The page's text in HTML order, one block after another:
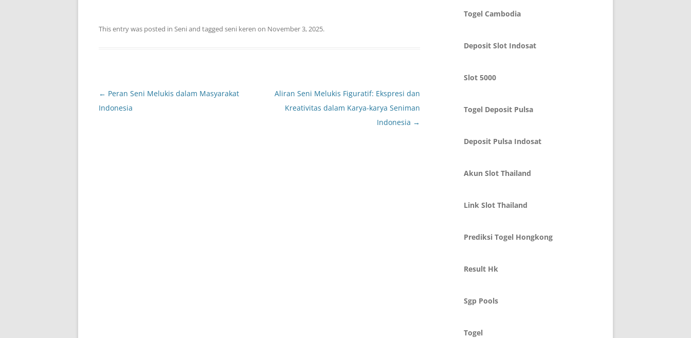
This entry was posted in Seniand tagged seni keren on November 3, 2025.
Post
navigation
← Peran Seni Melukis dalam Masyarakat
Indonesia
Aliran Seni Melukis Figuratif: Ekspresi dan
Kreativitas dalam Karya-karya Seniman
Indonesia →
Togel Cambodia
Deposit Slot Indosat
Slot 5000
Togel Deposit Pulsa
Deposit Pulsa Indosat
Akun Slot Thailand
Link Slot Thailand
Prediksi Togel Hongkong
Result Hk
Sgp Pools
Togel